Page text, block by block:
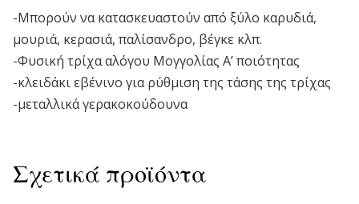
-Μπορούν να κατασκευαστούν από ξύλο καρυδιά,
μουριά, κερασιά, παλίσανδρο, βέγκε κλπ.
-Φυσική τρίχα αλόγου Μογγολίας Α’ ποιότητας
-κλειδάκι εβένινο για ρύθμιση της τάσης της τρίχας
-μεταλλικά γερακοκούδουνα
Σχετικά προϊόντα